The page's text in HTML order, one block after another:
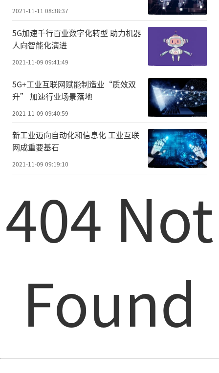
2021-11-11 08:38:37
5G加速千行百业数字化转型 助力机器
人向智能化演进
2021-11-09 09:41:49
5G+工业互联网赋能制造业“质效双
升” 加速行业场景落地
2021-11-09 09:40:59
新工业迈向自动化和信息化 工业互联
网成重要基石
2021-11-09 09:19:10
404 Not
Found